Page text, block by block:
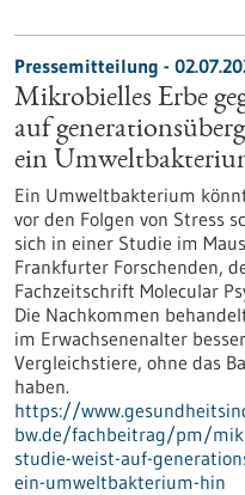
Pressemitteilung -
Mikrobielles Erbe
auf
ein
Ein Umweltbakterium
vor den Folgen von Stress
sich in einer Studie im
Frankfurter Forschenden,
Fachzeitschrift Molecular
Die Nachkommen
im Erwachsenenalter
Vergleichstiere, ohne das
haben.
https://
bw.de/fachbeitrag/pm/
studie-weist-auf-
ein-umweltbakterium-hin